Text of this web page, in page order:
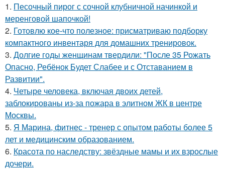
1. Песочный пирог с сочной клубничной начинкой и
меренговой шапочкой!
2. Готовлю кое-что полезное: присматриваю подборку
компактного инвентаря для домашних тренировок.
3. Долгие годы женщинам твердили: "После 35 Рожать
Опасно, Ребёнок Будет Слабее и с Отставанием в
Развитии".
4. Четыре человека, включая двоих детей,
заблокированы из-за пожара в элитном ЖК в центре
Москвы.
5. Я Марина, фитнес - тренер с опытом работы более 5
лет и медицинским образованием.
6. Красота по наследству: звёздные мамы и их взрослые
дочери.